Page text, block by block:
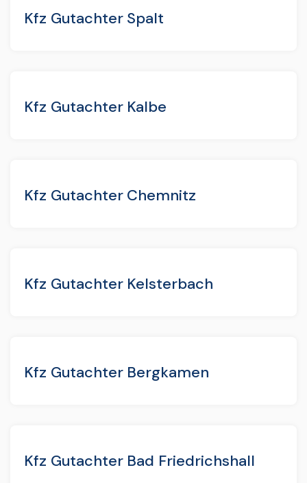
Kfz Gutachter Spalt
Kfz Gutachter Kalbe
Kfz Gutachter Chemnitz
Kfz Gutachter Kelsterbach
Kfz Gutachter Bergkamen
Kfz Gutachter Bad Friedrichshall